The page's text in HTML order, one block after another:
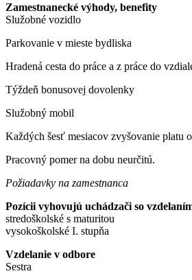
​Zamestnanecké výhody, benefity
Služobné vozidlo
Parkovanie v mieste bydliska
Hradená cesta do práce a z práce do
Týždeň bonusovej dovolenky
Služobný mobil
Každých šesť mesiacov zvyšovanie platu
Pracovný pomer na dobu neurčitú.
Požiadavky na zamestnanca
Pozícii vyhovujú uchádzači so
stredoškolské s maturitou
vysokoškolské I. stupňa
Vzdelanie v odbore
Sestra